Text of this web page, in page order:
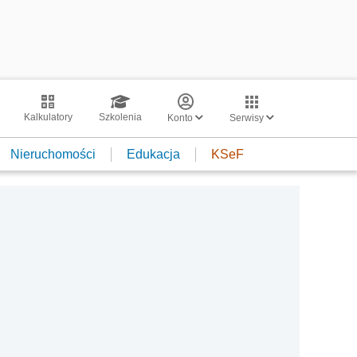
Kalkulatory Szkolenia Konto Serwisy
Nieruchomości Edukacja KSeF